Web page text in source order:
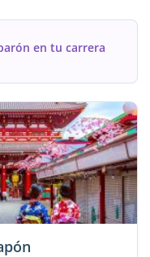
en tu carrera